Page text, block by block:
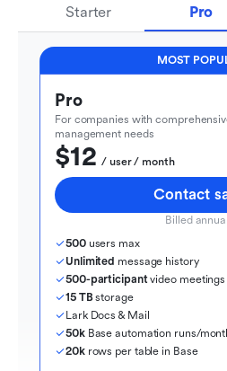
Starter Pro
MOST
Pro
For companies with
management needs
$12
  / user / month
Contact
Billed
500 users max
Unlimited message history
500-participant video meetings
15 TB storage
Lark Docs & Mail
50k Base automation runs/
20k rows per table in Base